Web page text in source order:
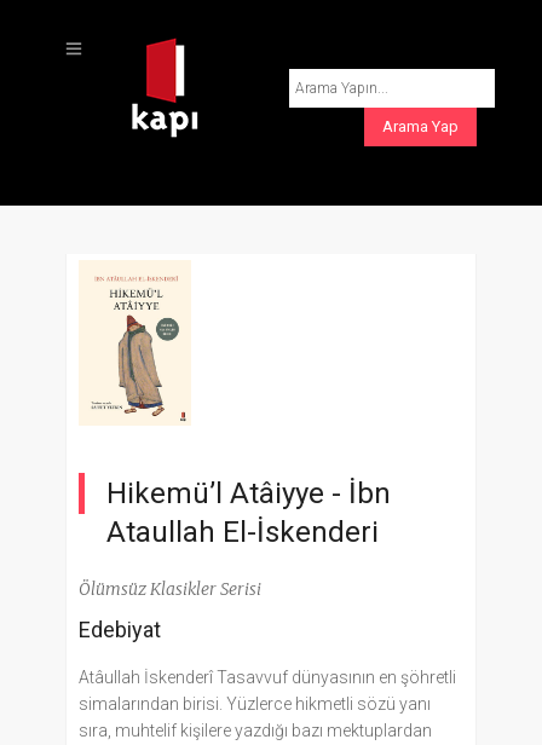
Hikemü’l Atâiyye - İbn
Ataullah El-İskenderi
Ölümsüz Klasikler Serisi
Edebiyat
Atâullah İskenderî Tasavvuf dünyasının en şöhretli
simalarından birisi. Yüzlerce hikmetli sözü yanı
sıra, muhtelif kişilere yazdığı bazı mektuplardan